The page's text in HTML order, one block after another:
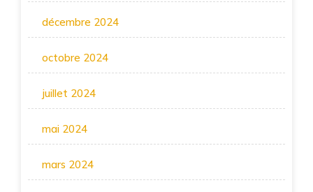
décembre 2024
octobre 2024
juillet 2024
mai 2024
mars 2024